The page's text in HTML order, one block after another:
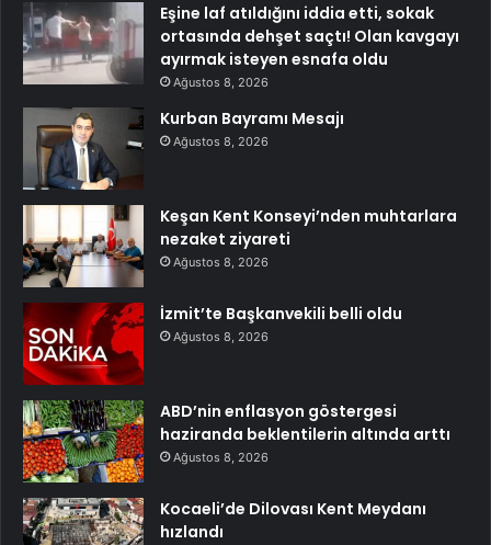
Eşine laf atıldığını iddia etti, sokak
ortasında dehşet saçtı! Olan kavgayı
ayırmak isteyen esnafa oldu
Ağustos 8, 2026
Kurban Bayramı Mesajı
Ağustos 8, 2026
Keşan Kent Konseyi’nden muhtarlara
nezaket ziyareti
Ağustos 8, 2026
İzmit’te Başkanvekili belli oldu
Ağustos 8, 2026
ABD’nin enflasyon göstergesi
haziranda beklentilerin altında arttı
Ağustos 8, 2026
Kocaeli’de Dilovası Kent Meydanı
hızlandı